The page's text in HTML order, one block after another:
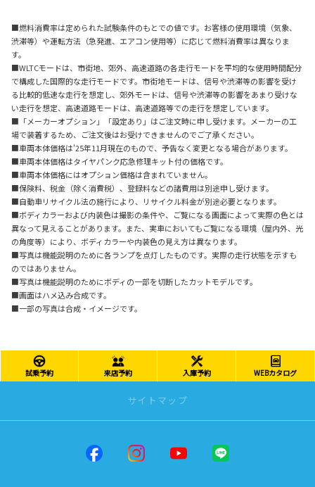
■燃料消費率は定められた試験条件のもとでの値です。お客様の使用環境（気象、
渋滞等）や運転方法（急発進、エアコン使用等）に応じて燃料消費率は異なりま
す。
■WLTCモードは、市街地、郊外、高速道路の各走行モードを平均的な使用時間配分
で構成した国際的な走行モードです。市街地モードは、信号や渋滞等の影響を受け
る比較的低速な走行を想定し、郊外モードは、信号や渋滞等の影響をあまり受けな
い走行を想定、高速道路モードは、高速道路等での走行を想定しています。
■「メーカーオプション」「設定あり」はご注文時に申し受けます。メーカーの工
場で装着するため、ご注文後はお受けできませんのでご了承ください。
■車両本体価格は'25年11月現在のもので、予告なく変更となる場合があります。
■車両本体価格はタイヤパンク応急修理キット付の価格です。
■車両本体価格にはオプション価格は含まれていません。
■保険料、税金（除く消費税）、登録料などの諸費用は別途申し受けます。
■自動車リサイクル法の施行により、リサイクル料金が別途必要となります。
■ボディカラーおよび内装色は撮影の条件や、ご覧になる画面によって実際の色とは
異なって見えることがあります。また、実車においてもご覧になる環境（屋内外、光
の角度等）により、ボディカラーや内装色の見え方は異なります。
■写真は機能説明のために各ランプを点灯したものです。実際の走行状態を示すも
のではありません。
■写真は機能説明のためにボディの一部を切断したカットモデルです。
■画面はハメ込み合成です。
■一部の写真は合成・イメージです。
試乗予約 来店予約 入庫予約 WEBカタログ
サイトマップ